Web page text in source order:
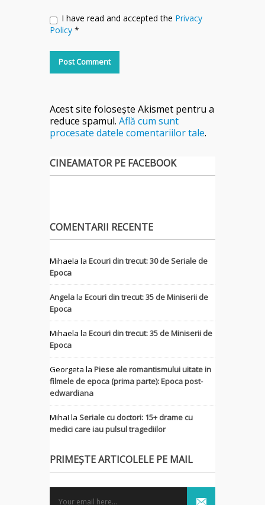
I have read and accepted the Privacy
Policy *
Acest site folosește Akismet pentru a
reduce spamul. Află cum sunt
procesate datele comentariilor tale.
CINEAMATOR PE FACEBOOK
COMENTARII RECENTE
Mihaela la Ecouri din trecut: 30 de Seriale de
Epoca
Angelala Ecouri din trecut: 35 de Miniserii de
Epoca
Mihaela la Ecouri din trecut: 35 de Miniserii de
Epoca
Georgeta la Piese ale romantismului uitate in
filmele de epoca (prima parte): Epoca post-
edwardiana
MihaI la Seriale cu doctori: 15+ drame cu
medici care iau pulsul tragediilor
PRIMEȘTE ARTICOLELE PE MAIL